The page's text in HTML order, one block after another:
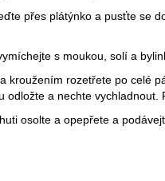
přes plátýnko a pusťte se
s moukou, solí a
kroužením rozetřete po celé
odložte a nechte vychladnout.
osolte a opepřete a